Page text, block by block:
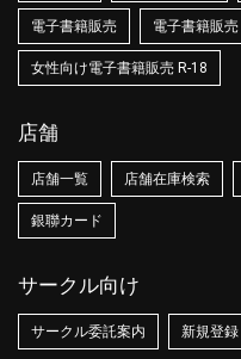
電子書籍販売 電子書籍販売
女性向け電子書籍販売 R-18
店舗
店舗一覧 店舗在庫検索
銀聯カード
サークル向け
サークル委託案内 新規登録